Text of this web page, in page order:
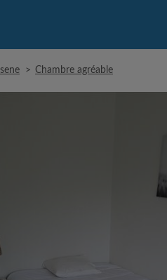
> Chambre agréable